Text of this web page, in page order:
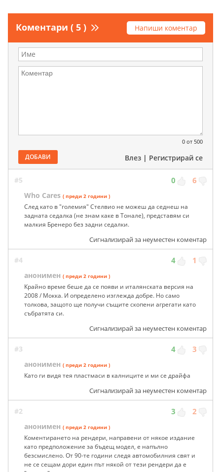
Коментари ( 5 ) Напиши коментар
0 от 500
ДОБАВИ Влез | Регистрирай се
#5 0 6
Who Cares ( преди 2 години )
След като в "големия" Стелвио не можеш да седнеш на
задната седалка (не знам каке в Тонале), представям си
малкия Бренеро без задни седалки.
Сигнализирай за неуместен коментар
#4 4 1
анонимен ( преди 2 години )
Крайно време беше да се появи и италянската версия на
2008 / Мокка. И определено изглежда добре. Но само
толкова, защото ще получи същите скопени агрегати като
събратята си.
Сигнализирай за неуместен коментар
#3 4 3
анонимен ( преди 2 години )
Като ги видя тея пластмаси в калниците и ми се драйфа
Сигнализирай за неуместен коментар
#2 3 2
анонимен ( преди 2 години )
Коментирането на рендери, направени от някое издание
като предположение за бъдещ модел, е напълно
безсмислено. От 90-те години следя автомобилния свят и
не се сещам дори един път някой от тези рендери да е